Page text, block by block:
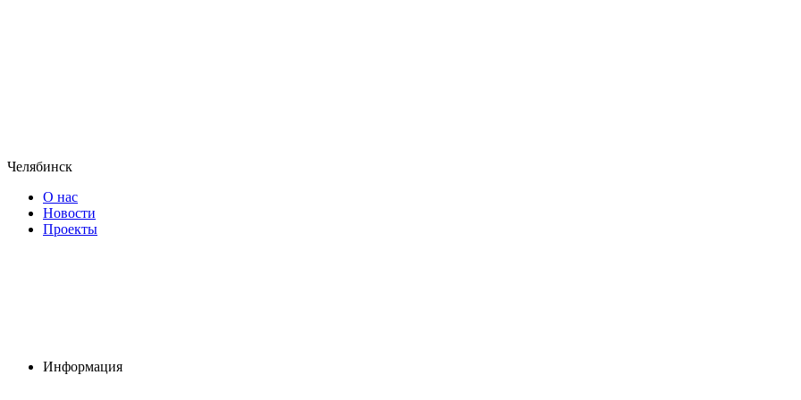
Челябинск
О нас
Новости
Проекты
Информация